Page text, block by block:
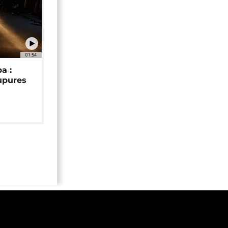
01:54
: